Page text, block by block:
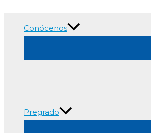
Conócenos
Pregrado